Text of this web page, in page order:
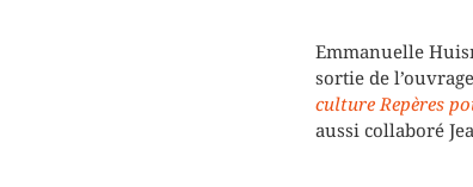
Emmanuelle
sortie de
culture Repères
aussi collaboré